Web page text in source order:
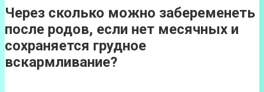
Через сколько можно забеременеть
после родов, если нет месячных и
сохраняется грудное
вскармливание?